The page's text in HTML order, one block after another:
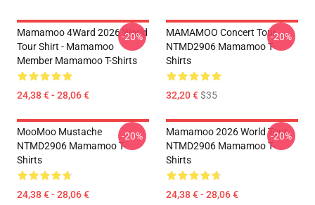
Mamamoo 4Ward 2026 World
Tour Shirt - Mamamoo
Member Mamamoo T-Shirts
24,38 € - 28,06 €
-20%
MAMAMOO Concert Tour
NTMD2906 Mamamoo T-
Shirts
32,20 €$35
-20%
MooMoo Mustache
NTMD2906 Mamamoo T-
Shirts
24,38 € - 28,06 €
-20%
Mamamoo 2026 World Tour
NTMD2906 Mamamoo T-
Shirts
24,38 € - 28,06 €
-20%